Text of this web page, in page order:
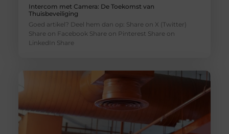
Intercom met Camera: De Toekomst van
Thuisbeveiliging
Goed artikel? Deel hem dan op: Share on X (Twitter)
Share on Facebook Share on Pinterest Share on
LinkedIn Share